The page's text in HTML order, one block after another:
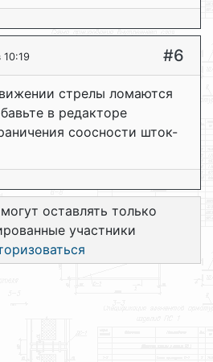
#6
стрелы ломаются
в редакторе
соосности шток-
оставлять только
участники